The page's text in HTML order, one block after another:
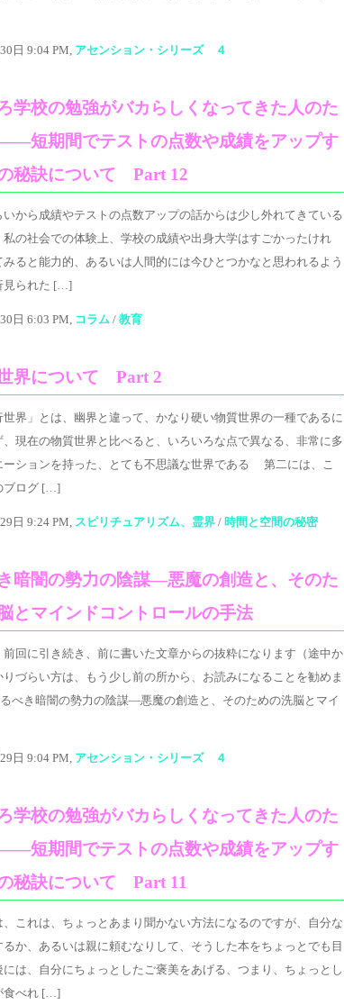
日 9:04 PM, アセンション・シリーズ ４
学校の勉強がバカらしくなってきた人のた
短期間でテストの点数や成績をアップす
秘訣について Part 12
から成績やテストの点数アップの話からは少し外れてきている
私の社会での体験上、学校の成績や出身大学はすごかったけれ
みると能力的、あるいは人間的には今ひとつかなと思われるよう
見られた […]
日 6:03 PM, コラム / 教育
界について Part 2
世界」とは、幽界と違って、かなり硬い物質世界の一種であるに
、現在の物質世界と比べると、いろいろな点で異なる、非常に多
ーションを持った、とても不思議な世界である 第二には、こ
ブログ […]
日 9:24 PM, スピリチュアリズム、霊界 / 時間と空間の秘密
暗闇の勢力の陰謀―悪魔の創造と、そのた
とマインドコントロールの手法
回に引き続き、前に書いた文章からの抜粋になります（途中か
りづらい方は、もう少し前の所から、お読みになることを勧めま
べき暗闇の勢力の陰謀―悪魔の創造と、そのための洗脳とマイ
日 9:04 PM, アセンション・シリーズ ４
学校の勉強がバカらしくなってきた人のた
短期間でテストの点数や成績をアップす
秘訣について Part 11
これは、ちょっとあまり聞かない方法になるのですが、自分な
るか、あるいは親に頼むなりして、そうした本をちょっとでも目
には、自分にちょっとしたご褒美をあげる、つまり、ちょっとし
食べれ […]